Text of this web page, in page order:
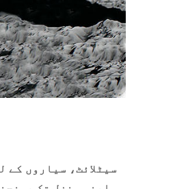
سیٹلائٹ، سیاروں کے